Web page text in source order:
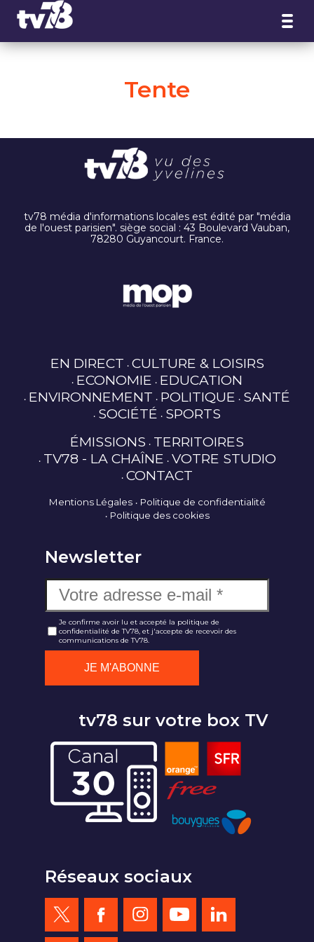
Tente
tv78 média d'informations locales est édité par "média
de l'ouest parisien". siège social : 43 Boulevard Vauban,
78280 Guyancourt. France.
EN DIRECT CULTURE & LOISIRS
ECONOMIE EDUCATION
ENVIRONNEMENT POLITIQUE SANTÉ
SOCIÉTÉ SPORTS
ÉMISSIONS TERRITOIRES
TV78 - LA CHAÎNE VOTRE STUDIO
CONTACT
Mentions Légales
Politique de confidentialité
Politique des cookies
Newsletter
Je confirme avoir lu et accepté la politique de
confidentialité de TV78, et j'accepte de recevoir des
communications de TV78.
tv78 sur votre box TV
Réseaux sociaux
Panneau de gestion des cookies